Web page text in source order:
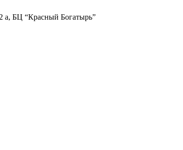
а, БЦ “Красный Богатырь”